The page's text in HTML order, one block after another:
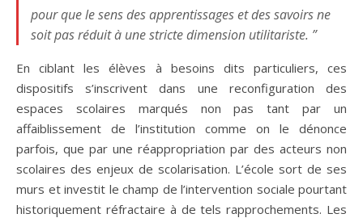
pour que le sens des apprentissages et des savoirs ne
soit pas réduit à une stricte dimension utilitariste. ”
En ciblant les élèves à besoins dits particuliers, ces
dispositifs s’inscrivent dans une reconfiguration des
espaces scolaires marqués non pas tant par un
affaiblissement de l’institution comme on le dénonce
parfois, que par une réappropriation par des acteurs non
scolaires des enjeux de scolarisation. L’école sort de ses
murs et investit le champ de l’intervention sociale pourtant
historiquement réfractaire à de tels rapprochements. Les